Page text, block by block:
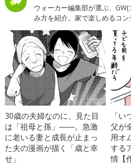
ウォーカー編集部が選ぶ、
み方を紹介。家で楽しめるコン
30歳の夫婦なのに、見た目
は「祖母と孫」――。急激
に老いる妻と成長が止まっ
た夫の漫画が描く「歳と幸
せ」
「
父が
用オ
する
情【